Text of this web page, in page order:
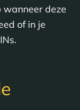
wanneer deze
of in je